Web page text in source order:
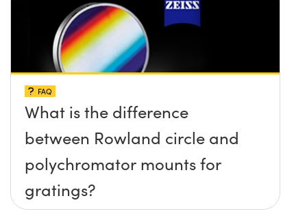
FAQ
What is the difference
between Rowland circle and
polychromator mounts for
gratings?